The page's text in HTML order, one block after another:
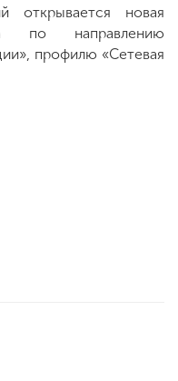
открывается новая
по направлению
профилю «Сетевая